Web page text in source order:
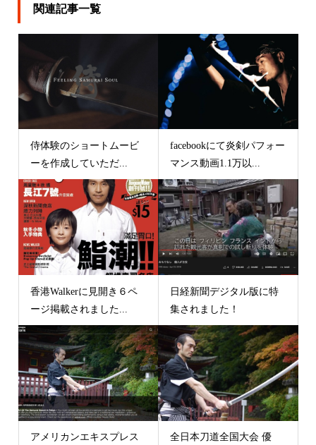
関連記事一覧
侍体験のショートムービ
ーを作成していただ...
facebookにて炎剣パフォー
マンス動画1.1万以...
香港Walkerに見開き６ペ
ージ掲載されました...
日経新聞デジタル版に特
集されました！
アメリカンエキスプレス 全日本刀道全国大会 優